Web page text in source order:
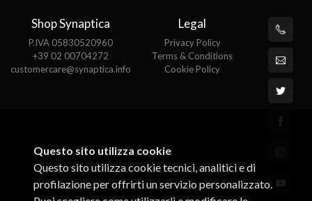
Shop Synaptica
P.IVA 05830520960
+39 02 00704272
customercare@synaptica.info
Legal
Privacy Policy
Terms & Conditions
Cookie Policy
Questo sito utilizza cookie
Questo sito utilizza cookie tecnici, analitici e di
profilazione per offrirti un servizio personalizzato.